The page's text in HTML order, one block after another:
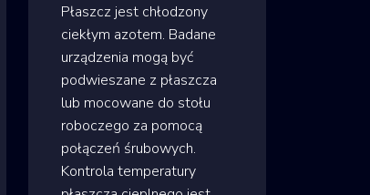
Płaszcz jest chłodzony
ciekłym azotem. Badane
urządzenia mogą być
podwieszane z płaszcza
lub mocowane do stołu
roboczego za pomocą
połączeń śrubowych.
Kontrola temperatury